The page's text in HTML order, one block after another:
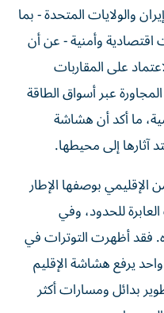
والولايات المتحدة - بما
اقتصادية وأمنية - عن أن
على المقاربات
عبر أسواق الطاقة
ما أكد أن هشاشة
آثارها إلى محيطها.
الإقليمي بوصفها الإطار
للحدود، وفي
فقد أظهرت التوترات في
يرفع هشاشة الإقليم
بدائل ومسارات أكثر